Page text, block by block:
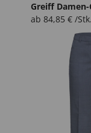
Greiff Damen-
ab 84,85 € /Stk.